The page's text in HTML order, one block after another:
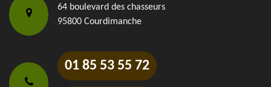
64 boulevard des chasseurs
95800 Courdimanche
01 85 53 55 72